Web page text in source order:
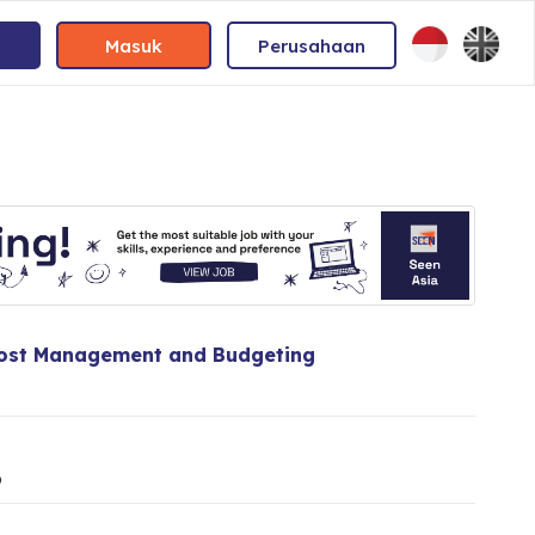
Masuk Perusahaan
Management and Budgeting